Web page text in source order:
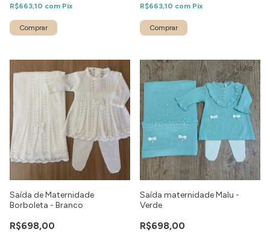
R$663,10 com Pix
Comprar
R$663,10 com Pix
Comprar
1/ 2
Saída de Maternidade
Borboleta - Branco
R$698,00
1/8
Saída maternidade Malu -
Verde
R$698,00